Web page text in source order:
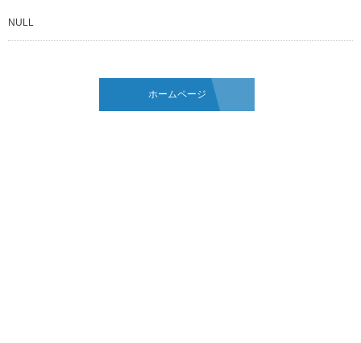
NULL
ホームページ